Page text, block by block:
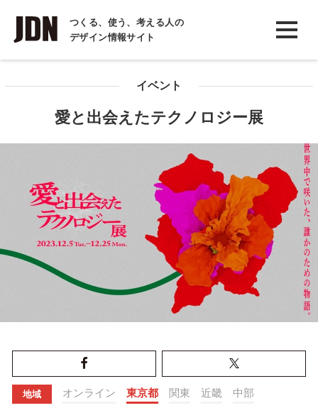
つくる、使う、考える人の
デザイン情報サイト
INTERVIEW
インタビュー
イベント
愛と出会えたテクノロジー展
地域 オンライン 東京都 関東 近畿 中部